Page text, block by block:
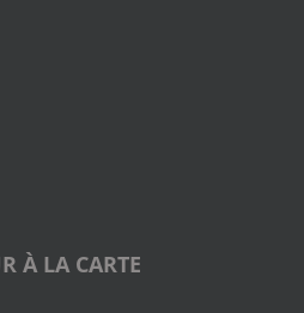
À LA CARTE